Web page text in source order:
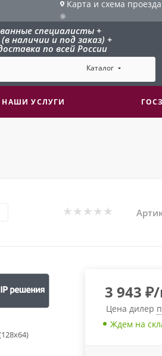
Карта и схема проезда
специалисты +
наличии и под заказ) +
по всей России
Каталог
НАШИ УСЛУГИ
3 943 ₽
Цена дилер
Ждем на